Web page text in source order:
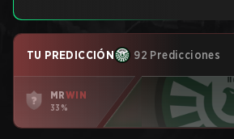
TU PREDICCIÓN 92 Predicciones
MRWIN
33%